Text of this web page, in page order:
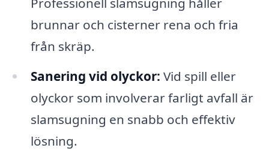
brunnar och cisterner rena och fria
från skräp.
Sanering vid olyckor: Vid spill eller
olyckor som involverar farligt avfall är
slamsugning en snabb och effektiv
lösning.